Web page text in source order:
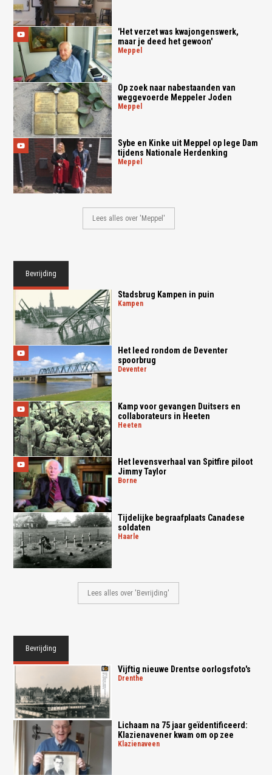
'Het verzet was kwajongenswerk,
maar je deed het gewoon'
meppel
Op zoek naar nabestaanden van
weggevoerde Meppeler Joden
meppel
Sybe en Kinke uit Meppel op lege Dam
tijdens Nationale Herdenking
meppel
Lees alles over 'Meppel'
Bevrijding
Stadsbrug Kampen in puin
kampen
Het leed rondom de Deventer
spoorbrug
deventer
Kamp voor gevangen Duitsers en
collaborateurs in Heeten
heeten
Het levensverhaal van Spitfire piloot
Jimmy Taylor
borne
Tijdelijke begraafplaats Canadese
soldaten
haarle
Lees alles over 'Bevrijding'
Bevrijding
Vijftig nieuwe Drentse oorlogsfoto's
drenthe
Lichaam na 75 jaar geïdentificeerd:
Klazienavener kwam om op zee
klazienaveen